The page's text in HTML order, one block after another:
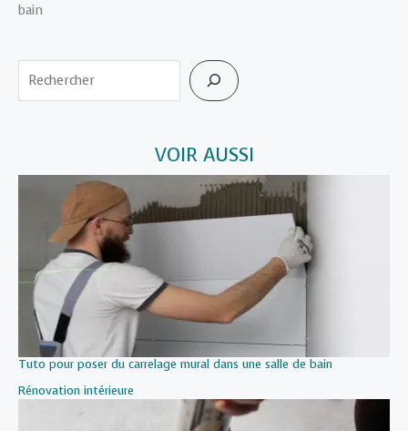
bain
Rechercher
VOIR AUSSI
Tuto pour poser du carrelage mural dans une salle de bain
Par rapport à
Rénovation intérieure